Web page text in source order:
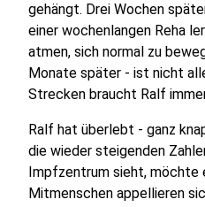
gehängt. Drei Wochen
einer wochenlangen Reha
atmen, sich normal zu
Monate später - ist nicht
Strecken braucht Ralf
Ralf hat überlebt - ganz
die wieder steigenden
Impfzentrum sieht, möchte
Mitmenschen appellieren